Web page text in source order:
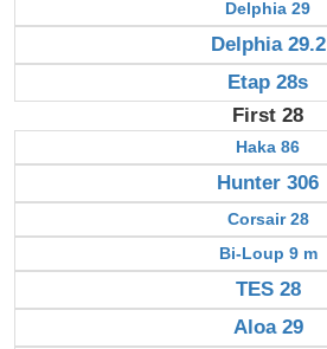
Delphia 29
Delphia 29.2
Etap 28s
First 28
Haka 86
Hunter 306
Corsair 28
Bi-Loup 9 m
TES 28
Aloa 29